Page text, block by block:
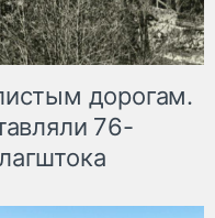
дорогам.
76-